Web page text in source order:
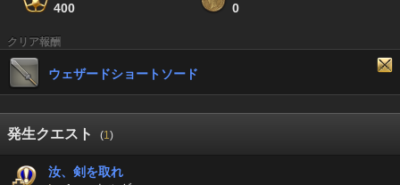
400 0
クリア報酬
ウェザードショートソード
発生クエスト (1)
汝、剣を取れ